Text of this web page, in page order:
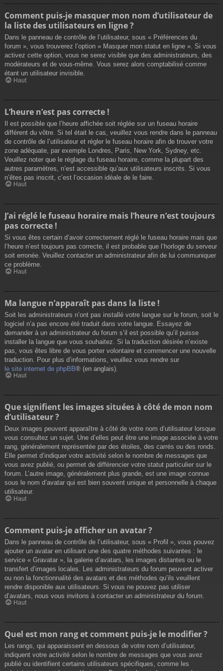
Comment puis-je masquer mon nom d’utilisateur de
la liste des utilisateurs en ligne ?
Dans le panneau de contrôle de l’utilisateur, sous « Préférences du
forum », vous trouverez l’option « Masquer mon statut en ligne ». Si vous
activez cette option, vous ne serez visible que des administrateurs, des
modérateurs et de vous-même. Vous serez alors comptabilisé comme
étant un utilisateur invisible.
Haut
L’heure n’est pas correcte !
Il est possible que l’heure affichée soit réglée sur un fuseau horaire
différent du vôtre. Si tel était le cas, veuillez vous rendre dans le panneau
de contrôle de l’utilisateur et régler le fuseau horaire afin de trouver votre
zone adéquate, par exemple Londres, Paris, New York, Sydney, etc.
Veuillez noter que le réglage du fuseau horaire, comme la plupart des
autres paramètres, n’est accessible qu’aux utilisateurs inscrits. Si vous
n’êtes pas inscrit, c’est l’occasion idéale de le faire.
Haut
J’ai réglé le fuseau horaire mais l’heure n’est toujours
pas correcte !
Si vous êtes certain d’avoir correctement réglé le fuseau horaire mais que
l’heure n’est toujours pas correcte, il est probable que l’horloge du serveur
soit erronée. Veuillez contacter un administrateur afin de lui communiquer
ce problème.
Haut
Ma langue n’apparaît pas dans la liste !
Soit les administrateurs n’ont pas installé votre langue sur le forum, soit le
logiciel n’a pas encore été traduit dans votre langue. Essayez de
demander à un administrateur du forum s’il est possible qu’il puisse
installer la langue que vous souhaitez. Si la traduction désirée n’existe
pas, vous êtes libre de vous porter volontaire et commencer une nouvelle
traduction. Pour plus d’informations, veuillez vous rendre sur
le site internet de phpBB® (en anglais).
Haut
Que signifient les images situées à côté de mon nom
d’utilisateur ?
Deux images peuvent apparaître à côté de votre nom d’utilisateur lorsque
vous consultez un sujet. Une d’elles peut être une image associée à votre
rang, généralement représentée par des étoiles, des carrés ou des ronds.
Elle permet d’indiquer votre activité selon le nombre de messages que
vous avez publié, ou permet de différencier votre statut particulier sur le
forum. L’autre image, généralement plus grande, est une image connue
sous le nom d’avatar qui est bien souvent unique et personnelle à chaque
utilisateur.
Haut
Comment puis-je afficher un avatar ?
Dans le panneau de contrôle de l’utilisateur, sous « Profil », vous pouvez
ajouter un avatar en utilisant une des quatre méthodes suivantes : le
service « Gravatar », la galerie d’avatars, les images distantes ou le
transfert d’images locales. Les administrateurs du forum peuvent activer
ou non la fonctionnalité des avatars et des méthodes qu’ils veuillent
rendre disponible aux utilisateurs. Si vous ne pouvez pas utiliser
d’avatars, nous vous invitons à contacter un administrateur du forum.
Haut
Quel est mon rang et comment puis-je le modifier ?
Les rangs, qui apparaissent en dessous de votre nom d’utilisateur,
indiquent votre activité selon le nombre de messages que vous avez
publié ou identifient certains utilisateurs spécifiques, comme les